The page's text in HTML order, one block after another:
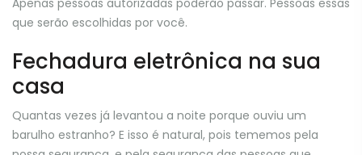
Apenas pessoas autorizadas poderão passar. Pessoas essas
que serão escolhidas por você.
Fechadura eletrônica na sua
casa
Quantas vezes já levantou a noite porque ouviu um
barulho estranho? E isso é natural, pois tememos pela